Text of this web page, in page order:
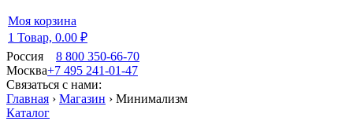
Моя корзина
1 Товар, 0.00 ₽
Россия
8 800 350-66-70
Москва+7 495 241-01-47
Связаться с нами:
Главная › Магазин › Минимализм
Каталог